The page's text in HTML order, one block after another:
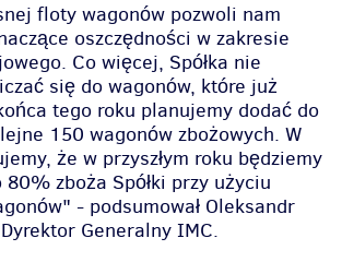
floty wagonów pozwoli nam
oszczędności w zakresie
Co więcej, Spółka nie
się do wagonów, które już
tego roku planujemy dodać do
150 wagonów zbożowych. W
że w przyszłym roku będziemy
zboża Spółki przy użyciu
- podsumował Oleksandr
Generalny IMC.